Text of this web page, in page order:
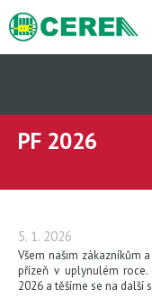
Přejít
hlavnímu
-
Dcery
(CS)
ÚVOD
PRODUKTY
PF 2026
5. 1. 2026
Všem našim zákazníkům
přízeň v uplynulém
2026 a těšíme se na další